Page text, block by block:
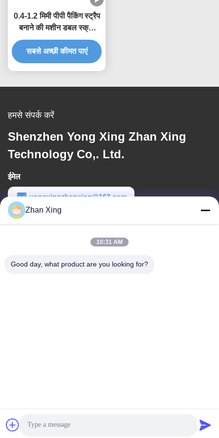
0.4-1.2 मिमी पीपी पैकिंग स्ट्रैप
बनाने की मशीन डबल स्क्रू
एक्सट्रूज़न उत्पादन लाइन
सबसे अच्छी कीमत पाएं
हमसे संपर्क करें
Shenzhen Yong Xing Zhan Xing
Technology Co,. Ltd.
ईमेल
yongxingzhanxing@163.com
कार्य समय
Zhan Xing
10:31 AM
Good day, what product are you looking for?